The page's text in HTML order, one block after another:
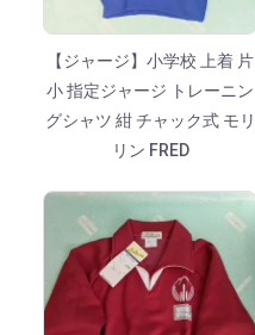
【ジャージ】小学校 上着 片
小 指定ジャージ トレーニン
グシャツ 紺 チャック式 モリ
リン FRED